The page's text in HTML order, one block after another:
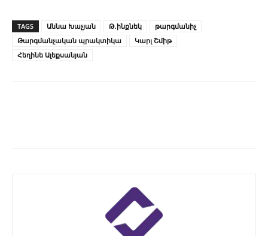
TAGS Աննա Խաչյան Թ․ինքնեկ
թարգմանիչ
Թարգմանչական պրակտիկա
Կարլ Շմիթ
Հեղինե Ալեքսանյան